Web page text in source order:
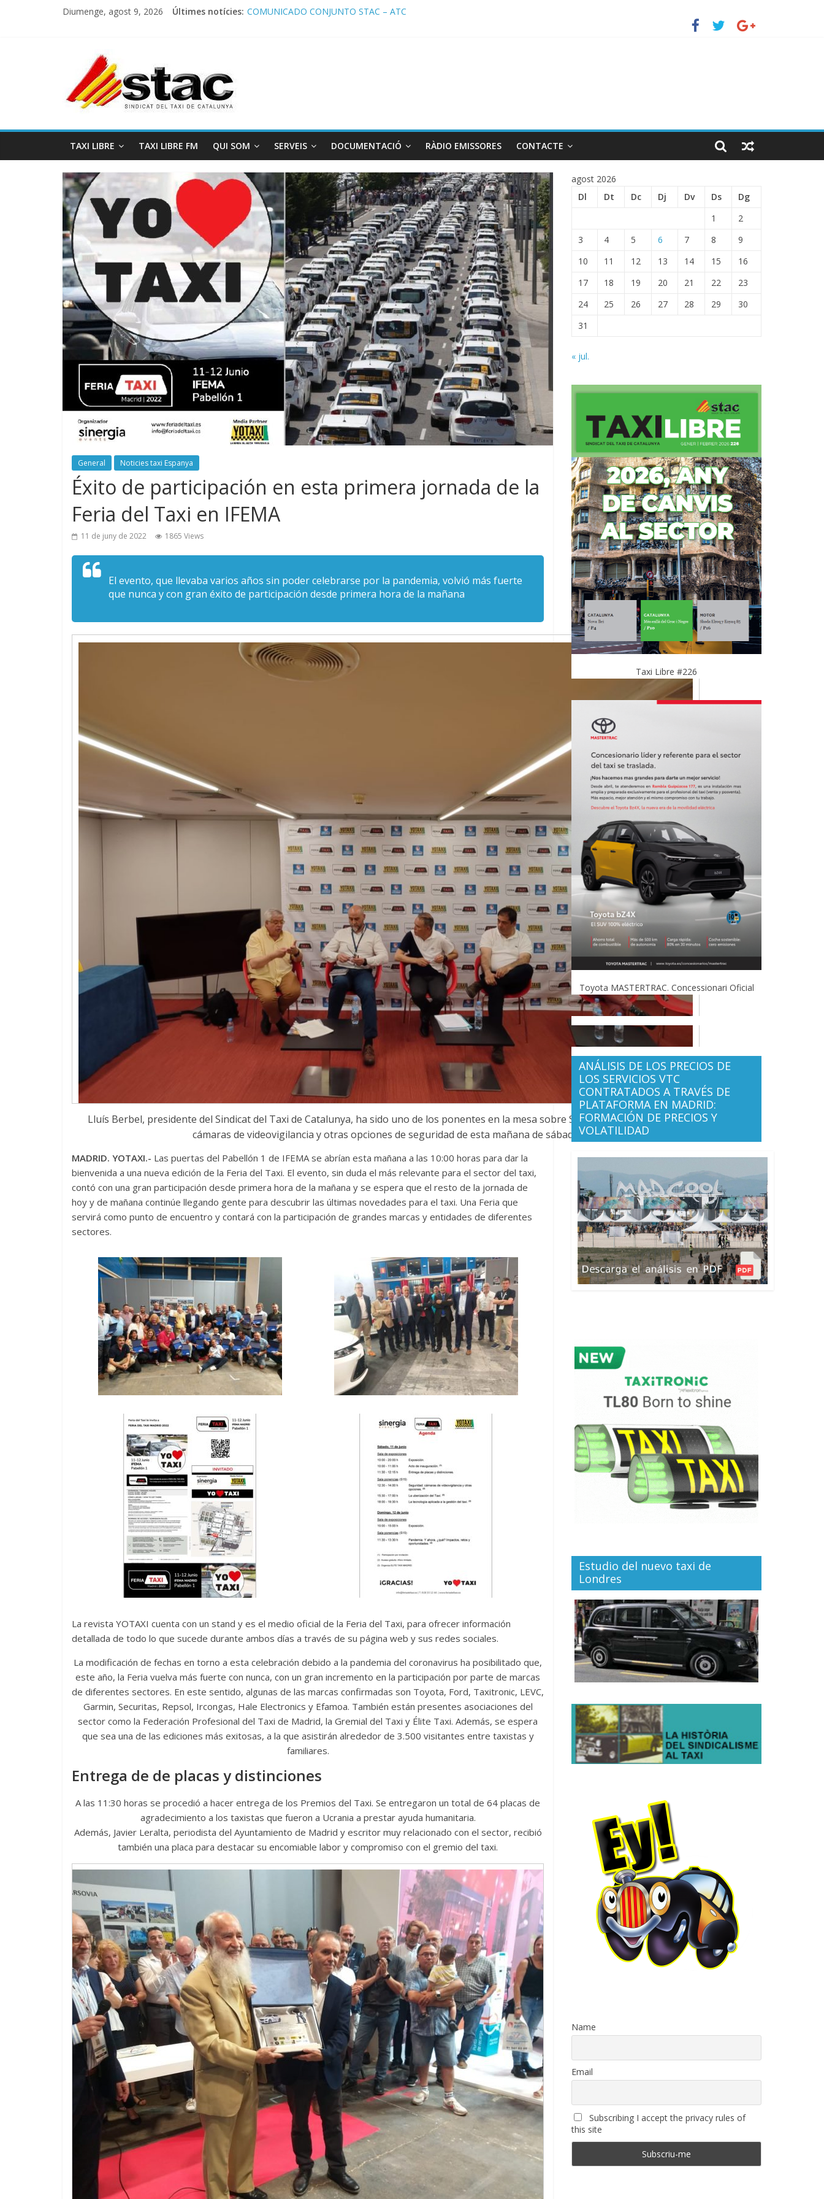
Diumenge, agost 9, 2026 Últimes notícies: COMUNICADO CONJUNTO STAC – ATC
TAXI LIBRE TAXI LIBRE FM QUI SOM SERVEIS DOCUMENTACIÓ RÀDIO EMISSORES CONTACTE
General Noticies taxi Espanya
Éxito de participación en esta primera jornada de la
Feria del Taxi en IFEMA
11 de juny de 2022 1865 Views
El evento, que llevaba varios años sin poder celebrarse por la pandemia, volvió más fuerte
que nunca y con gran éxito de participación desde primera hora de la mañana
Lluís Berbel, presidente del Sindicat del Taxi de Catalunya, ha sido uno de los ponentes en la mesa sobre Seguridad, instalación de
cámaras de videovigilancia y otras opciones de seguridad de esta mañana de sábado
MADRID. YOTAXI.- Las puertas del Pabellón 1 de IFEMA se abrían esta mañana a las 10:00 horas para dar la
bienvenida a una nueva edición de la Feria del Taxi. El evento, sin duda el más relevante para el sector del taxi,
contó con una gran participación desde primera hora de la mañana y se espera que el resto de la jornada de
hoy y de mañana continúe llegando gente para descubrir las últimas novedades para el taxi. Una Feria que
servirá como punto de encuentro y contará con la participación de grandes marcas y entidades de diferentes
sectores.
La revista YOTAXI cuenta con un stand y es el medio oficial de la Feria del Taxi, para ofrecer información
detallada de todo lo que sucede durante ambos días a través de su página web y sus redes sociales.
La modificación de fechas en torno a esta celebración debido a la pandemia del coronavirus ha posibilitado que,
este año, la Feria vuelva más fuerte con nunca, con un gran incremento en la participación por parte de marcas
de diferentes sectores. En este sentido, algunas de las marcas confirmadas son Toyota, Ford, Taxitronic, LEVC,
Garmin, Securitas, Repsol, Ircongas, Hale Electronics y Efamoa. También están presentes asociaciones del
sector como la Federación Profesional del Taxi de Madrid, la Gremial del Taxi y Élite Taxi. Además, se espera
que sea una de las ediciones más exitosas, a la que asistirán alrededor de 3.500 visitantes entre taxistas y
familiares.
Entrega de de placas y distinciones
A las 11:30 horas se procedió a hacer entrega de los Premios del Taxi. Se entregaron un total de 64 placas de
agradecimiento a los taxistas que fueron a Ucrania a prestar ayuda humanitaria.
Además, Javier Leralta, periodista del Ayuntamiento de Madrid y escritor muy relacionado con el sector, recibió
también una placa para destacar su encomiable labor y compromiso con el gremio del taxi.
agost 2026
Dl
Dt Dc Dj Dv Ds
Dg
1
2
3
4 5 6 7 8
9
10
11 12 13 14 15
16
17
18 19 20 21 22
23
24
25 26 27 28 29
30
31
« jul.
Taxi Libre #226
Toyota MASTERTRAC. Concessionari Oficial
ANÁLISIS DE LOS PRECIOS DE
LOS SERVICIOS VTC
CONTRATADOS A TRAVÉS DE
PLATAFORMA EN MADRID:
FORMACIÓN DE PRECIOS Y
VOLATILIDAD
Estudio del nuevo taxi de
Londres
Name
Email
Subscribing I accept the privacy rules of
this site